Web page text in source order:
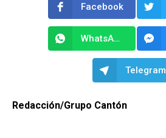
Facebook
WhatsApp
Telegram
Redacción/Grupo Cantón